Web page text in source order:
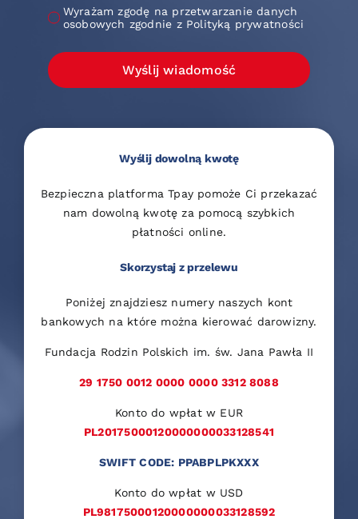
Wyrażam zgodę na przetwarzanie danych
osobowych zgodnie z Polityką prywatności
Wyślij wiadomość
Wyślij dowolną kwotę
Bezpieczna platforma Tpay pomoże Ci przekazać
nam dowolną kwotę za pomocą szybkich
płatności online.
Skorzystaj z przelewu
Poniżej znajdziesz numery naszych kont
bankowych na które można kierować darowizny.
Fundacja Rodzin Polskich im. św. Jana Pawła II
29 1750 0012 0000 0000 3312 8088
Konto do wpłat w EUR
PL20175000120000000033128541
SWIFT CODE: PPABPLPKXXX
Konto do wpłat w USD
PL98175000120000000033128592